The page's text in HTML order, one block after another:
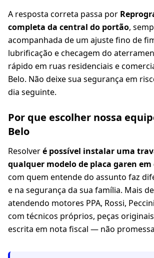
A resposta correta passa por
completa da central do portão,
acompanhada de um ajuste fino de
lubrificação e checagem do
rápido em ruas residenciais e
Belo. Não deixe sua segurança em
dia seguinte.
Por que escolher nossa
Belo
Resolveré possível instalar uma
qualquer modelo de placa garen em
com quem entende do assunto faz
e na segurança da sua família. Mais
atendendo motores PPA, Rossi,
com técnicos próprios, peças
escrita em nota fiscal — não